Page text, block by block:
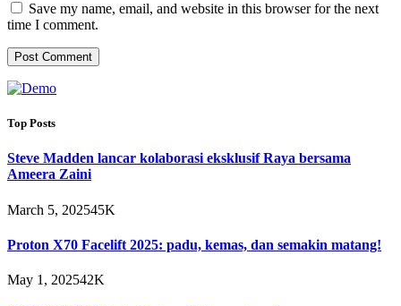
Save my name, email, and website in this browser for the next
time I comment.
Top Posts
Steve Madden lancar kolaborasi eksklusif Raya bersama
Ameera Zaini
March 5, 202545K
Proton X70 Facelift 2025: padu, kemas, dan semakin matang!
May 1, 202542K